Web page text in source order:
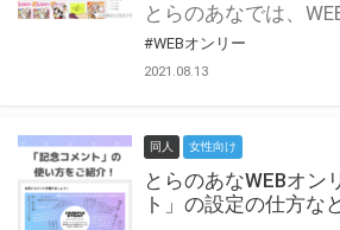
#WEBオンリー
2021.08.13
同人 女性向け
とらのあなWEBオン
ト」の設定の仕方な